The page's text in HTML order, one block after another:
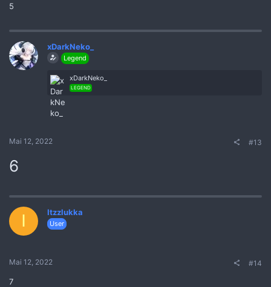
5
xDarkNeko_
Legend
xDarkNeko_
LEGEND
Mai 12, 2022 #13
6
I Itzzlukka
User
Mai 12, 2022 #14
7